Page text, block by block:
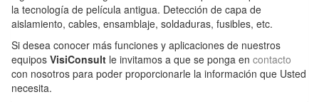
la tecnología de película antigua. Detección de capa de
aislamiento, cables, ensamblaje, soldaduras, fusibles, etc.
Si desea conocer más funciones y aplicaciones de nuestros
equipos VisiConsult le invitamos a que se ponga en contacto
con nosotros para poder proporcionarle la información que Usted
necesita.